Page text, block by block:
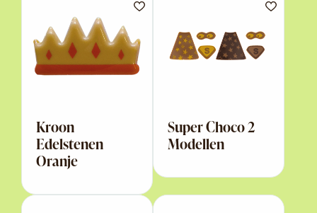
Kroon
Edelstenen
Oranje
Super Choco 2
Modellen